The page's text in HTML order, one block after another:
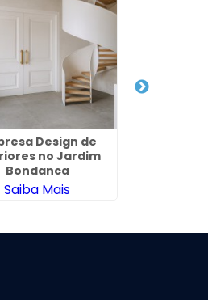
Design de
no Jardim
Bondanca
Saiba Mais